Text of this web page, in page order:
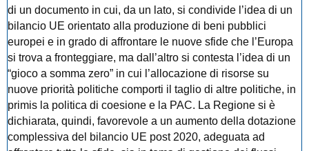
di un documento in cui, da un lato, si condivide l’idea di un
bilancio UE orientato alla produzione di beni pubblici
europei e in grado di affrontare le nuove sfide che l’Europa
si trova a fronteggiare, ma dall’altro si contesta l’idea di un
“gioco a somma zero” in cui l’allocazione di risorse su
nuove priorità politiche comporti il taglio di altre politiche, in
primis la politica di coesione e la PAC. La Regione si è
dichiarata, quindi, favorevole a un aumento della dotazione
complessiva del bilancio UE post 2020, adeguata ad